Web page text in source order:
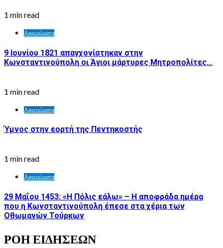
1 min read
Αφιερώματα
9 Ιουνίου 1821 απαγχονίστηκαν στην
Κωνσταντινούπολη οι Άγιοι μάρτυρες Μητροπολίτες…
1 min read
Αφιερώματα
Ύμνος στην εορτή της Πεντηκοστής
1 min read
Αφιερώματα
29 Μαΐου 1453: «Η Πόλις εάλω» – Η αποφράδα ημέρα
που η Κωνσταντινούπολη έπεσε στα χέρια των
Οθωμανών Τούρκων
ΡΟΗ ΕΙΔΗΣΕΩΝ